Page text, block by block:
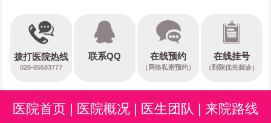
拨打医院热线
028-85583777
联系QQ 在线预约
（网络私密预约）
在线挂号
（到院优先就诊）
医院首页 | 医院概况 | 医生团队 | 来院路线